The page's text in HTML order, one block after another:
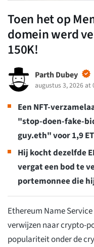
Toen het op
domein werd
150K!
Parth Dubey
augustus 3, 2026 at
Een NFT-
"stop-doen-fake-
guy.eth" voor 1,9
Hij kocht dezelfde
vergat een bod te
portemonnee die
Ethereum Name
verwijzen naar crypto-
populariteit onder de